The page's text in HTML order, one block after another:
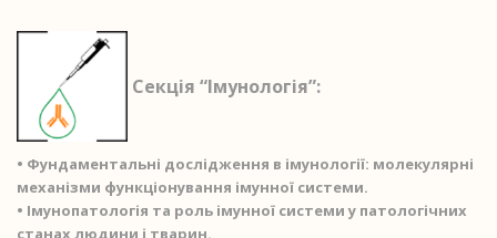
Секція “Імунологія”:
• Фундаментальні дослідження в імунології: молекулярні
механізми функціонування імунної системи.
• Імунопатологія та роль імунної системи у патологічних
станах людини і тварин.